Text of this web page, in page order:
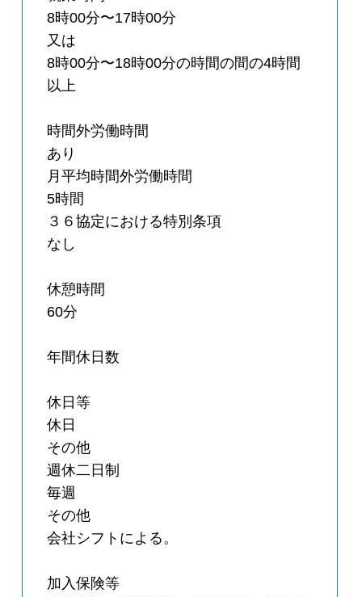
8時00分〜17時00分
又は
8時00分〜18時00分の時間の間の4時間
以上
時間外労働時間
あり
月平均時間外労働時間
5時間
３６協定における特別条項
なし
休憩時間
60分
年間休日数
休日等
休日
その他
週休二日制
毎週
その他
会社シフトによる。
加入保険等